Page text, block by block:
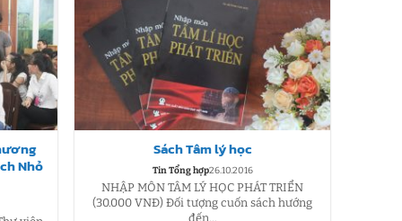
Nhỏ
Sách Tâm lý học
Tin Tổng hợp26.10.2016
NHẬP MÔN TÂM LÝ HỌC PHÁT TRIỂN
(30.000 VNĐ) Đối tượng cuốn sách hướng
đến...